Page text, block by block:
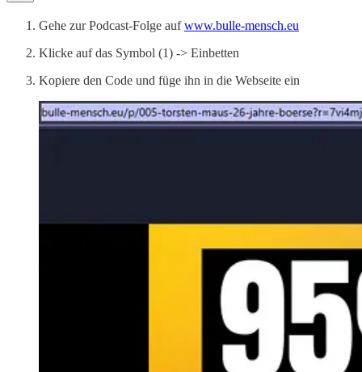
Gehe zur Podcast-Folge aufwww.bulle-mensch.eu
Klicke auf das Symbol (1) -> Einbetten
Kopiere den Code und füge ihn in die Webseite ein